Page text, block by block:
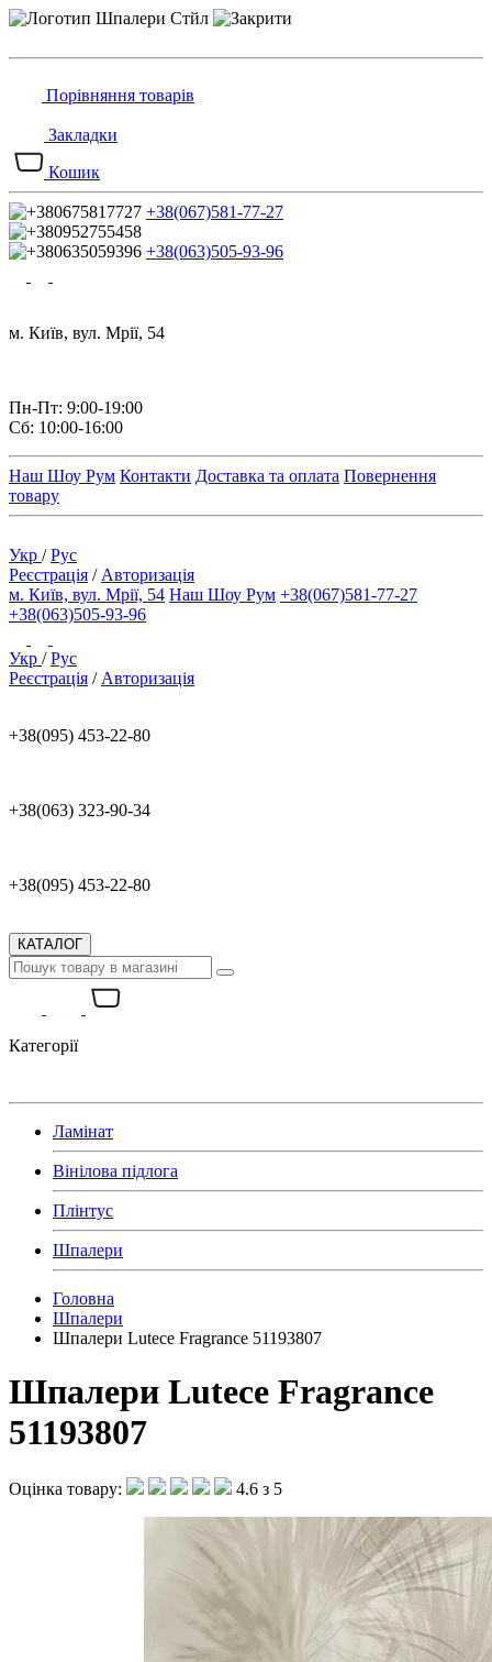
Порівняння товарів
Закладки
Кошик
+38(067)581-77-27
+38(063)505-93-96
м. Київ, вул. Мрії, 54
Пн-Пт: 9:00-19:00
Сб: 10:00-16:00
Наш Шоу Рум Контакти Доставка та оплата Повернення
товару
Укр /Рус
Реєстрація / Авторизація
м. Київ, вул. Мрії, 54 Наш Шоу Рум +38(067)581-77-27
+38(063)505-93-96
Укр /Рус
Реєстрація / Авторизація
+38(095) 453-22-80
+38(063) 323-90-34
+38(095) 453-22-80
КАТАЛОГ
Категорії
Ламінат
Вінілова підлога
Плінтус
Шпалери
Головна
Шпалери
Шпалери Lutece Fragrance 51193807
Шпалери Lutece Fragrance
51193807
Оцінка товару: 4.6 з 5